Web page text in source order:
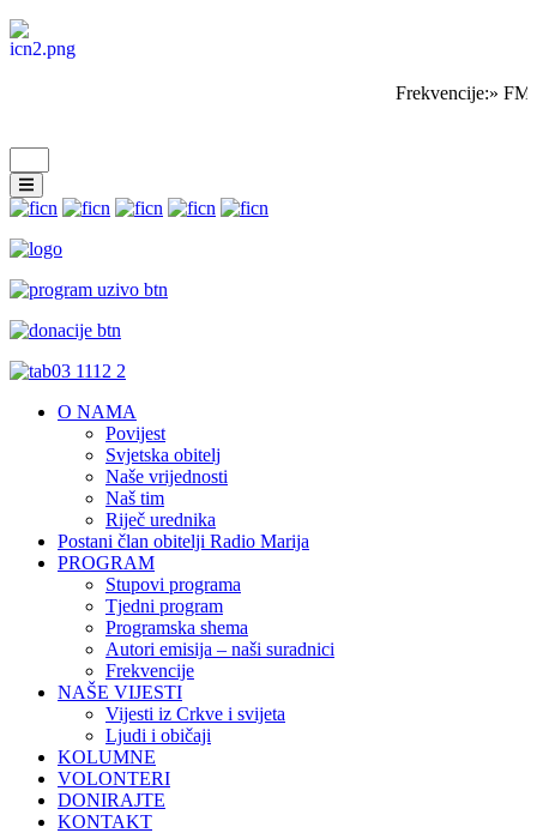
Frekvencije:»
O NAMA
Povijest
Svjetska obitelj
Naše vrijednosti
Naš tim
Riječ urednika
Postani član obitelji Radio Marija
PROGRAM
Stupovi programa
Tjedni program
Programska shema
Autori emisija – naši suradnici
Frekvencije
NAŠE VIJESTI
Vijesti iz Crkve i svijeta
Ljudi i običaji
KOLUMNE
VOLONTERI
DONIRAJTE
KONTAKT